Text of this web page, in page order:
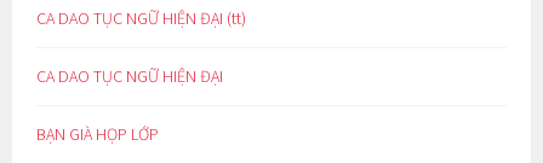
CA DAO TỤC NGỮ HIỆN ĐẠI (tt)
CA DAO TỤC NGỮ HIỆN ĐẠI
BẠN GIÀ HỌP LỚP